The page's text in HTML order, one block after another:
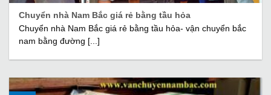
Chuyển nhà Nam Bắc giá rẻ bằng tầu hỏa
Chuyển nhà Nam Bắc giá rẻ bằng tầu hỏa- vận chuyển bắc
nam bằng đường [...]